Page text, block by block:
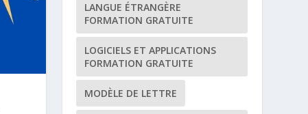
LANGUE ÉTRANGÈRE
FORMATION GRATUITE
LOGICIELS ET APPLICATIONS
FORMATION GRATUITE
MODÈLE DE LETTRE